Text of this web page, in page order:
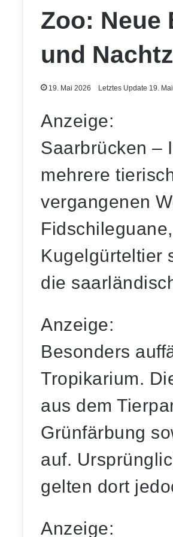
Zoo: Neue
und
19. Mai 2026 Letztes Update 19.
Anzeige:
Saarbrücken –
mehrere
vergangenen
Kugelgürteltier
die
Anzeige:
Besonders
Tropikarium.
aus dem
Grünfärbung
auf.
gelten dort
Anzeige: